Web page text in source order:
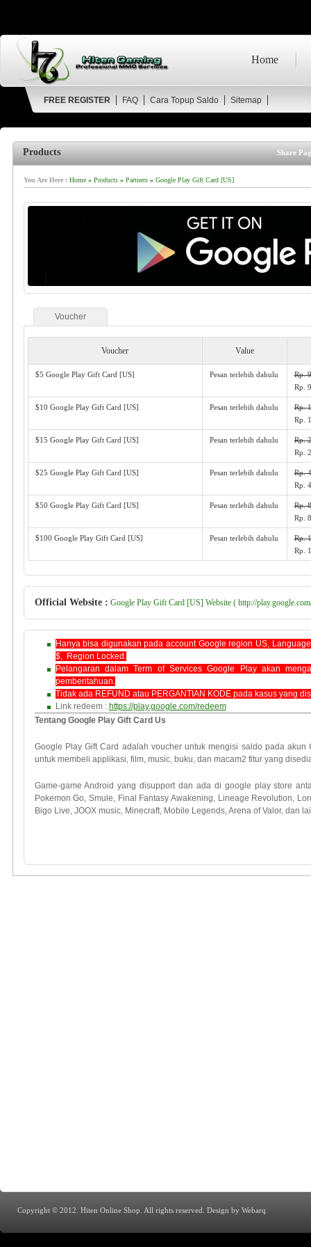
Home
FREE REGISTER FAQ Cara Topup Saldo Sitemap
Products Share
You Are Here : Home» Products» Partners» Google Play Gift Card [US]
Voucher
Voucher Value
$5 Google Play Gift Card [US] Pesan terlebih dahulu
Rp.
Rp.
$10 Google Play Gift Card [US] Pesan terlebih dahulu
Rp.
Rp.
$15 Google Play Gift Card [US] Pesan terlebih dahulu
Rp.
Rp.
$25 Google Play Gift Card [US] Pesan terlebih dahulu
Rp.
Rp.
$50 Google Play Gift Card [US] Pesan terlebih dahulu
Rp.
Rp.
$100 Google Play Gift Card [US] Pesan terlebih dahulu
Rp.
Rp.
Official Website : Google Play Gift Card [US] Website ( http://
Hanya bisa digunakan pada account Google region US,
$, Region Locked.
Pelangaran dalam Term of Services Google Play akan
pemberitahuan.
Tidak ada REFUND atau PERGANTIAN KODE pada kasus yang
Link redeem : https://play.google.com/redeem
Tentang Google Play Gift Card Us
Google Play Gift Card adalah voucher untuk mengisi saldo pada
untuk membeli applikasi, film, music, buku, dan macam2 fitur yang
Game-game Android yang disupport dan ada di google play store
Pokemon Go, Smule, Final Fantasy Awakening, Lineage Revolution,
Bigo Live, JOOX music, Minecraft, Mobile Legends, Arena of Valor, dan
Copyright © 2012. Hiten Online Shop. All rights reserved.Design by Webarq